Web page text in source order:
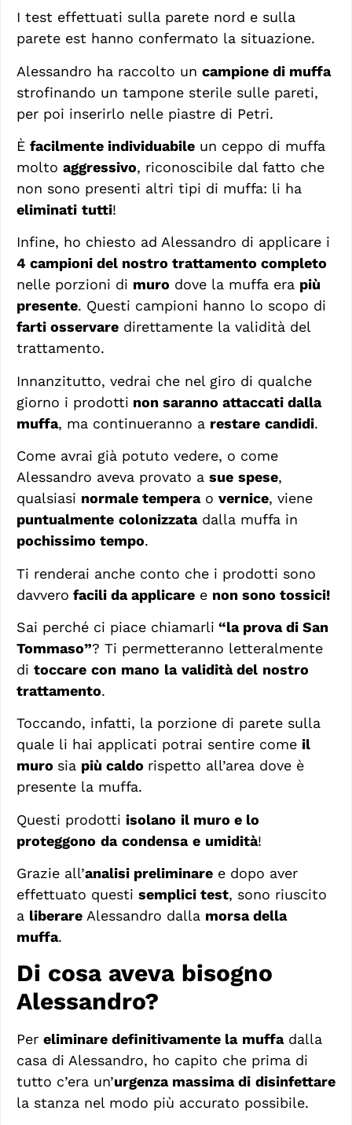
I test effettuati sulla parete nord e sulla
parete est hanno confermato la situazione.
Alessandro ha raccolto un campione di muffa
strofinando un tampone sterile sulle pareti,
per poi inserirlo nelle piastre di Petri.
È facilmente individuabile un ceppo di muffa
molto aggressivo, riconoscibile dal fatto che
non sono presenti altri tipi di muffa: li ha
eliminati tutti!
Infine, ho chiesto ad Alessandro di applicare i
4 campioni del nostro trattamento completo
nelle porzioni di muro dove la muffa era più
presente. Questi campioni hanno lo scopo di
farti osservare direttamente la validità del
trattamento.
Innanzitutto, vedrai che nel giro di qualche
giorno i prodotti non saranno attaccati dalla
muffa, ma continueranno a restare candidi.
Come avrai già potuto vedere, o come
Alessandro aveva provato a sue spese,
qualsiasi normale temperao vernice, viene
puntualmente colonizzatadalla muffa in
pochissimo tempo.
Ti renderai anche conto che i prodotti sono
davvero facili da applicare e non sono tossici!
Sai perché ci piace chiamarli “la prova di San
Tommaso”? Ti permetteranno letteralmente
di toccare con mano la validità del nostro
trattamento.
Toccando, infatti, la porzione di parete sulla
quale li hai applicati potrai sentire come il
muro sia più caldo rispetto all’area dove è
presente la muffa.
Questi prodotti isolano il muro e lo
proteggono da condensa e umidità!
Grazie all’analisi preliminare e dopo aver
effettuato questi semplici test, sono riuscito
a liberare Alessandro dalla morsa della
muffa.
Di cosa aveva bisogno
Alessandro?
Per eliminare definitivamente la muffadalla
casa di Alessandro, ho capito che prima di
tutto c’era un’urgenza massima di disinfettare
la stanza nel modo più accurato possibile.